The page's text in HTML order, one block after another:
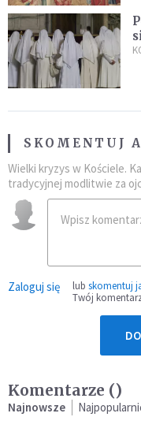
SKOMENTUJ
Wielki kryzys w Kościele.
tradycyjnej modlitwie za
Zaloguj się lub skomentuj
Twój
Komentarze ()
Najnowsze